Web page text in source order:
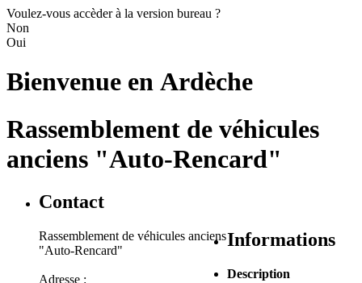
Voulez-vous accèder à la version bureau ?
Non
Oui
Bienvenue en Ardèche
Rassemblement de véhicules
anciens "Auto-Rencard"
Contact
Rassemblement de véhicules anciens
"Auto-Rencard"
Adresse :
Informations
Description